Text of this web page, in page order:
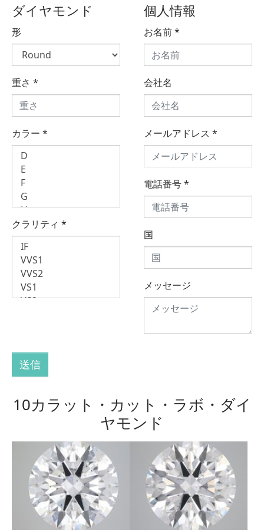
ダイヤモンド
形
重さ *
カラー *
クラリティ *
個人情報
お名前*
会社名
メールアドレス *
電話番号*
国
メッセージ
送信
10カラット・カット・ラボ・ダイ
ヤモンド